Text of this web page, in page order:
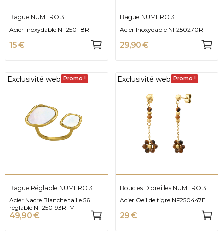
Bague NUMERO 3
Acier Inoxydable NF250118R
15 €
Bague NUMERO 3
Acier Inoxydable NF250270R
29,90 €
Exclusivité web Promo !
Bague Réglable NUMERO 3
Acier Nacre Blanche taille 56
réglable NF250193R_M
49,90 €
Exclusivité web Promo !
Boucles D'oreilles NUMERO 3
Acier Oeil de tigre NF250447E
29 €